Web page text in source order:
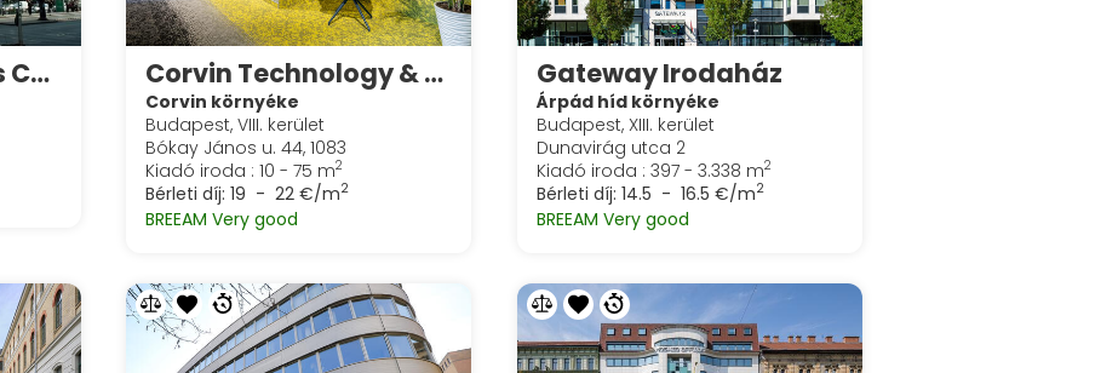
East West Business Center Corvin Technology & Science Park - albérletbe vehető szobák
Corvin környéke
Budapest, VIII. kerület
Bókay János u. 44, 1083
Kiadó iroda : 10 - 75 m2
Bérleti díj: 19 - 22 €/m2
BREEAM Very good
Gateway Irodaház
Árpád híd környéke
Budapest, XIII. kerület
Dunavirág utca 2
Kiadó iroda : 397 - 3.338 m2
Bérleti díj: 14.5 - 16.5 €/m2
BREEAM Very good